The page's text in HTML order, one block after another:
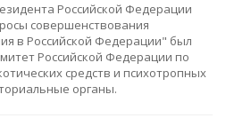
Российской Федерации
совершенствования
в Российской Федерации" был
Российской Федерации по
средств и психотропных
органы.